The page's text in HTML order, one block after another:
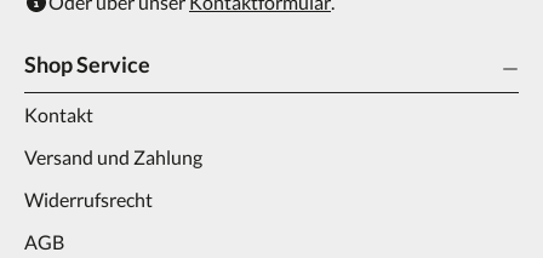
Shop Service
Kontakt
Versand und Zahlung
Widerrufsrecht
AGB